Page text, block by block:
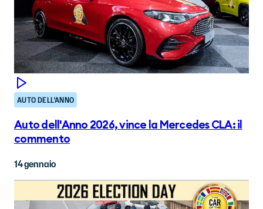
AUTO DELL'ANNO
Auto dell'Anno 2026, vince la Mercedes CLA: il
commento
14 gennaio